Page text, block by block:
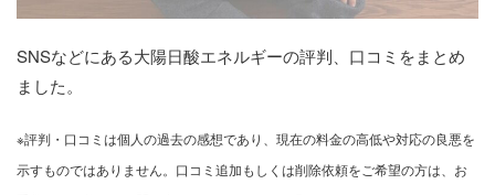
SNSなどにある大陽日酸エネルギーの評判、口コミをまとめ
ました。
※評判・口コミは個人の過去の感想であり、現在の料金の高低や対応の良悪を
示すものではありません。口コミ追加もしくは削除依頼をご希望の方は、お